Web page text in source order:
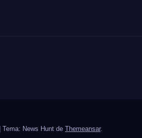
Tema: News Hunt de Themeansar.